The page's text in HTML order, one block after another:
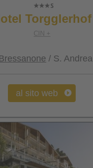
Torgglerhof
CIN +
/ S. Andrea
al sito web